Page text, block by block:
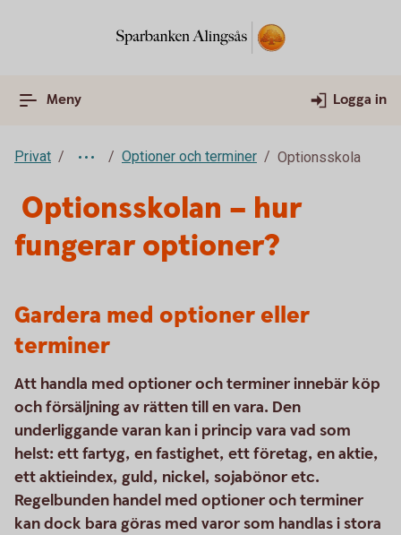
Meny Logga in
Privat Optioner och terminer Optionsskola
Optionsskolan – hur
fungerar optioner?
Gardera med optioner eller
terminer
Att handla med optioner och terminer innebär köp
och försäljning av rätten till en vara. Den
underliggande varan kan i princip vara vad som
helst: ett fartyg, en fastighet, ett företag, en aktie,
ett aktieindex, guld, nickel, sojabönor etc.
Regelbunden handel med optioner och terminer
kan dock bara göras med varor som handlas i stora